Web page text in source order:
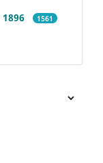
1896 1561